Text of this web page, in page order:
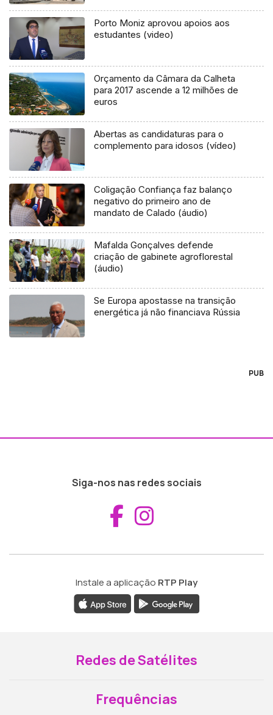
Porto Moniz aprovou apoios aos
estudantes (video)
Orçamento da Câmara da Calheta
para 2017 ascende a 12 milhões de
euros
Abertas as candidaturas para o
complemento para idosos (vídeo)
Coligação Confiança faz balanço
negativo do primeiro ano de
mandato de Calado (áudio)
Mafalda Gonçalves defende
criação de gabinete agroflorestal
(áudio)
Se Europa apostasse na transição
energética já não financiava Rússia
PUB
Siga-nos nas redes sociais
Aceder ao
Instale a aplicação RTP Play
Redes de Satélites
Frequências